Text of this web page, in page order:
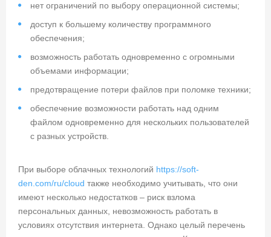
нет ограничений по выбору операционной системы;
доступ к большему количеству программного
обеспечения;
возможность работать одновременно с огромными
объемами информации;
предотвращение потери файлов при поломке техники;
обеспечение возможности работать над одним
файлом одновременно для нескольких пользователей
с разных устройств.
При выборе облачных технологий https://soft-
den.com/ru/cloud также необходимо учитывать, что они
имеют несколько недостатков – риск взлома
персональных данных, невозможность работать в
условиях отсутствия интернета. Однако целый перечень